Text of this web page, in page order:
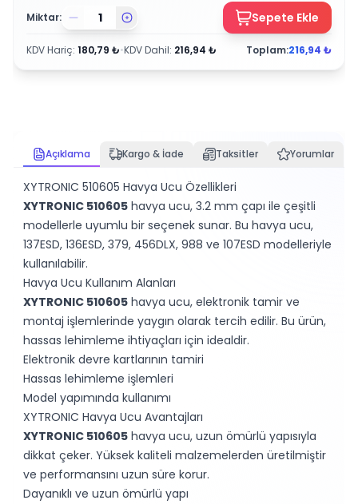
Miktar: Sepete Ekle
KDV Hariç: 180,79 ₺•KDV Dahil: 216,94 ₺ Toplam:216,94 ₺
Açıklama Kargo & İade Taksitler Yorumlar
XYTRONIC 510605 Havya Ucu Özellikleri
XYTRONIC 510605 havya ucu, 3.2 mm çapı ile çeşitli
modellerle uyumlu bir seçenek sunar. Bu havya ucu,
137ESD, 136ESD, 379, 456DLX, 988 ve 107ESD modelleriyle
kullanılabilir.
Havya Ucu Kullanım Alanları
XYTRONIC 510605 havya ucu, elektronik tamir ve
montaj işlemlerinde yaygın olarak tercih edilir. Bu ürün,
hassas lehimleme ihtiyaçları için idealdir.
Elektronik devre kartlarının tamiri
Hassas lehimleme işlemleri
Model yapımında kullanımı
XYTRONIC Havya Ucu Avantajları
XYTRONIC 510605 havya ucu, uzun ömürlü yapısıyla
dikkat çeker. Yüksek kaliteli malzemelerden üretilmiştir
ve performansını uzun süre korur.
Dayanıklı ve uzun ömürlü yapı